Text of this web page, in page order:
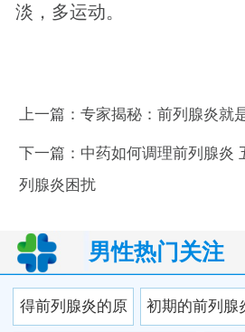
淡，多运动。
上一篇： 专家揭秘：前列腺炎就
下一篇： 中药如何调理前列腺炎
列腺炎困扰
男性热门关注
得前列腺炎的原 初期的前列腺